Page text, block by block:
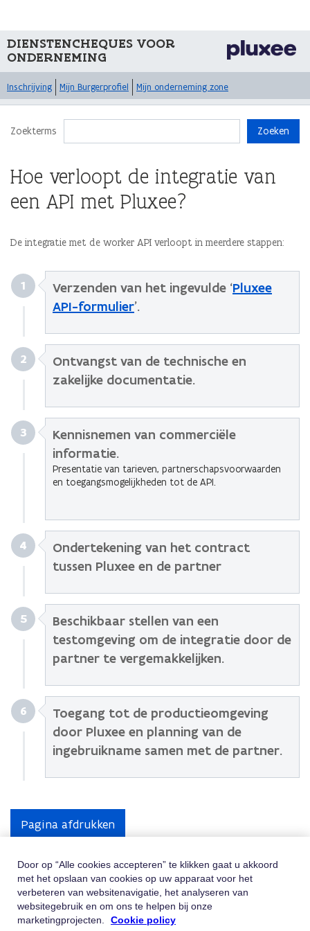
DIENSTENCHEQUES VOOR
ONDERNEMING
Inschrijving Mijn Burgerprofiel Mijn onderneming zone
Zoekterms Zoeken
Hoe verloopt de integratie van
een API met Pluxee?
De integratie met de worker API verloopt in meerdere stappen:
1 Verzenden van het ingevulde ‘Pluxee
API-formulier’.
2
Ontvangst van de technische en
zakelijke documentatie.
3
Kennisnemen van commerciële
informatie.
Presentatie van tarieven, partnerschapsvoorwaarden
en toegangsmogelijkheden tot de API.
4
Ondertekening van het contract
tussen Pluxee en de partner
5
Beschikbaar stellen van een
testomgeving om de integratie door de
partner te vergemakkelijken.
6
Toegang tot de productieomgeving
door Pluxee en planning van de
ingebruikname samen met de partner.
Pagina afdrukken
Hulp Nodig
Vindt u niet wat u zoekt? Contacteer ons
Door op “Alle cookies accepteren” te klikken gaat u akkoord
met het opslaan van cookies op uw apparaat voor het
verbeteren van websitenavigatie, het analyseren van
websitegebruik en om ons te helpen bij onze
marketingprojecten.
Cookie policy